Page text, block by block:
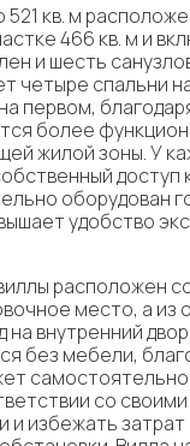
кв. м
466 кв. м и
и шесть
четыре спальни
первом,
более
жилой зоны. У
доступ
оборудован
удобство
расположен
место, а из
на внутренний
без мебели,
со своими
и избежать